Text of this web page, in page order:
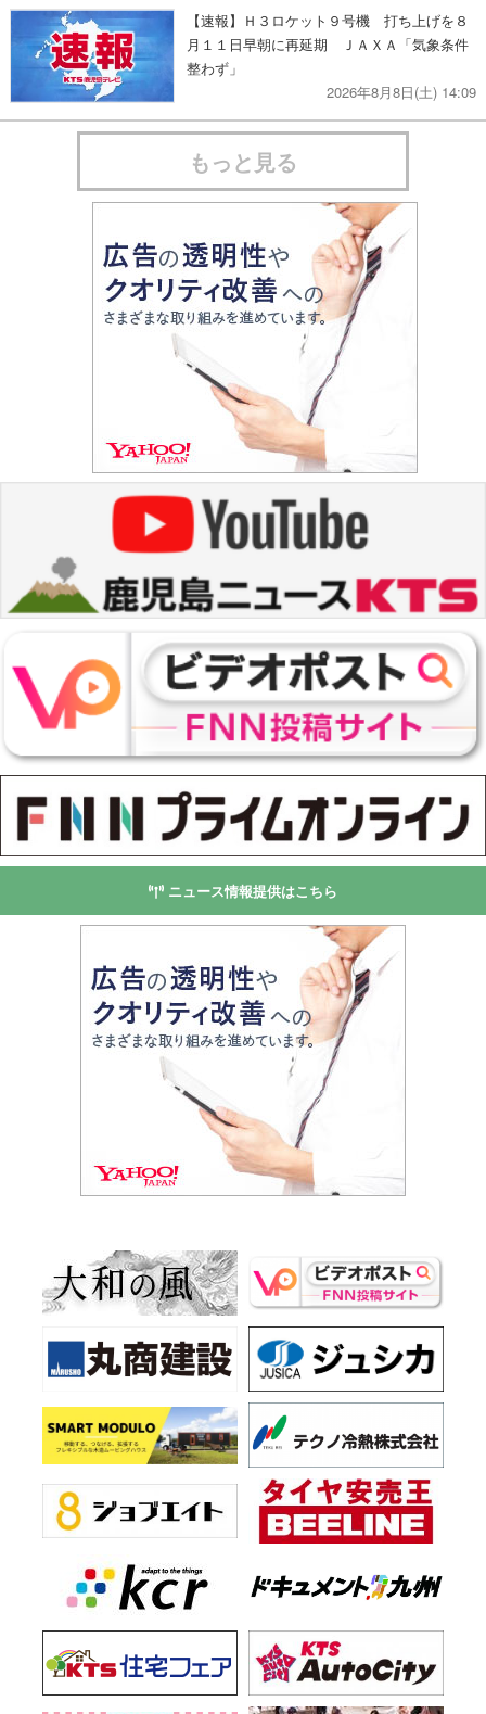
【速報】Ｈ３ロケット９号機 打ち上げを８
月１１日早朝に再延期 ＪＡＸＡ「気象条件
整わず」
2026年8月8日(土) 14:09
もっと見る
ニュース情報提供はこちら